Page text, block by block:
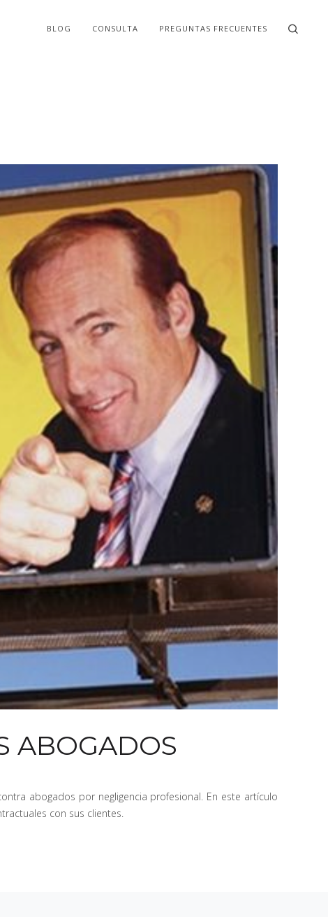
BLOG CONSULTA PREGUNTAS FRECUENTES
ABOGADOS
abogados por negligencia profesional. En este artículo
con sus clientes.